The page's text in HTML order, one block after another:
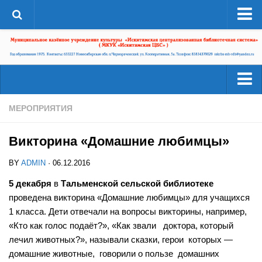
О системе
ЦБС в СМИ
А-Г
Агролесовская сельская библиотека №16
Беловская сельская библиотека №5
Сельская библиотека п. Бердь №29
Читателям
Ресурсы
Наши успехи
Проекты
Конкурсы
МЕРОПРИЯТИЯ
Викторина «Домашние любимцы»
BY ADMIN · 06.12.2016
5 декабря в Тальменской сельской библиотеке
проведена викторина «Домашние любимцы» для учащихся
1 класса. Дети отвечали на вопросы викторины, например,
«Кто как голос подаёт?», «Как звали доктора, который
лечил животных?», называли сказки, герои которых —
домашние животные, говорили о пользе домашних